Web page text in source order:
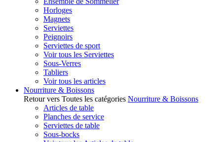
Horloges
Magnets
Serviettes
Peignoirs
Serviettes de sport
Voir tous les Serviettes
Sous-Verres
Tabliers
Voir tous les articles
Nourriture & Boissons
Retour vers Toutes les catégories Nourriture & Boissons
Articles de table
Planches de service
Serviettes de table
Sous-bocks